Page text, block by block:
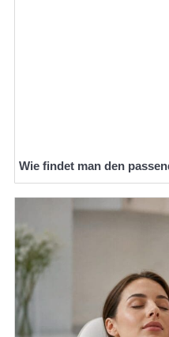
Wie findet man den